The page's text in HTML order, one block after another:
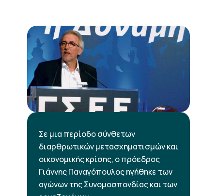
Σε μια περίοδο σύνθετων
διαρθρωτικών μετασχηματισμών και
οικονομικής κρίσης, ο πρόεδρος
Γιάννης Παναγόπουλος ηγήθηκε των
αγώνων της Συνομοσπονδίας και των